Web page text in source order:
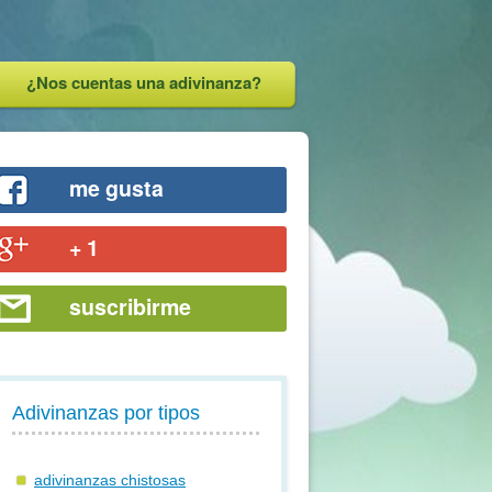
¿Nos cuentas una adivinanza?
me gusta
+ 1
suscribirme
Adivinanzas por tipos
adivinanzas chistosas